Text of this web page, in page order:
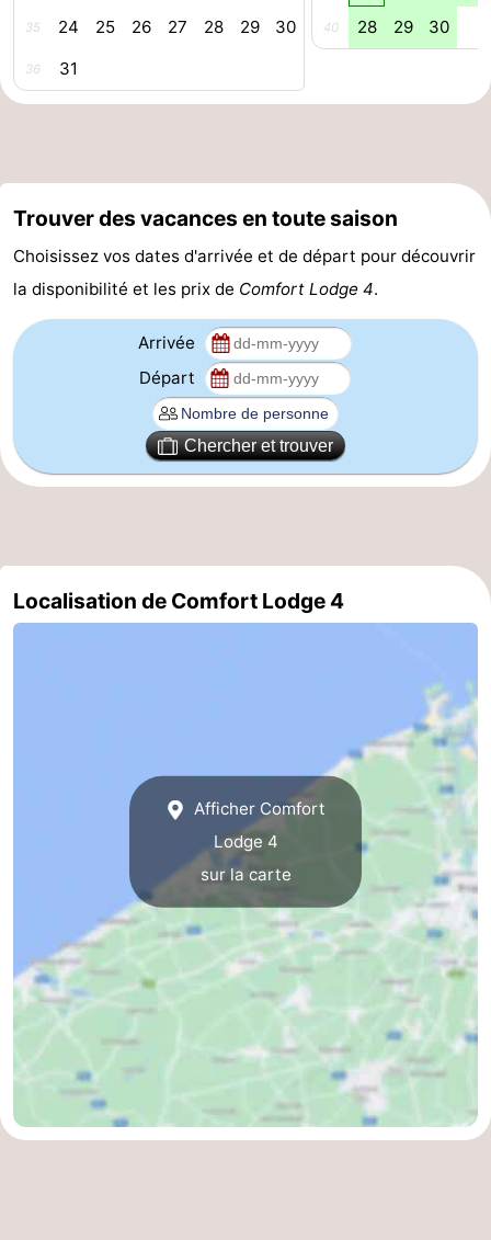
Gand
Ypres
La
Nature
Het
Zwin
-
Knokke-
Heist
-
Zeebrugge
-
Blankenberge
-
Coq
Bredene
-
Westende
-
35 24 25 26 27 28 29 30
36 31
40 28 29 30
Trouver des vacances en toute saison
Choisissez vos dates d'arrivée et de départ pour découvrir
la disponibilité et les prix de Comfort Lodge 4.
Arrivée
Départ
Chercher et trouver
Localisation de Comfort Lodge 4
Afficher Comfort
Lodge 4
sur la carte